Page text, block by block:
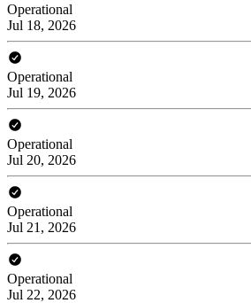
Operational
Jul 18, 2026
Operational
Jul 19, 2026
Operational
Jul 20, 2026
Operational
Jul 21, 2026
Operational
Jul 22, 2026